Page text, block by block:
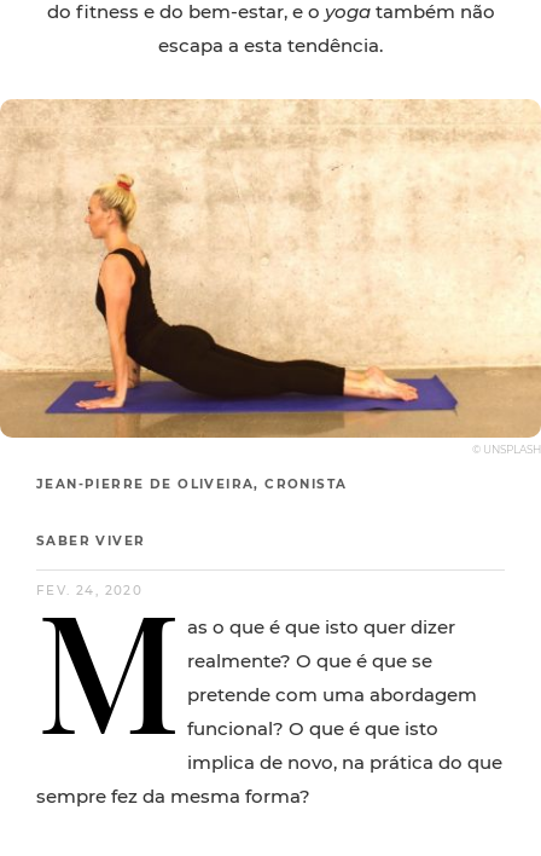
do fitness e do bem-estar, e o yogatambém não
escapa a esta tendência.
© UNSPLASH
JEAN-PIERRE DE OLIVEIRA, CRONISTA
SABER VIVER
FEV. 24, 2020
M as o que é que isto quer dizer
realmente? O que é que se
pretende com uma abordagem
funcional? O que é que isto
implica de novo, na prática do que
sempre fez da mesma forma?